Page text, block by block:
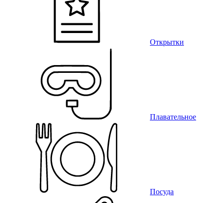
Открытки
Плавательное
Посуда